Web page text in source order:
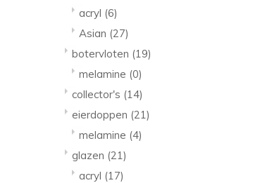
acryl (6)
Asian (27)
botervloten (19)
melamine (0)
collector's (14)
eierdoppen (21)
melamine (4)
glazen (21)
acryl (17)